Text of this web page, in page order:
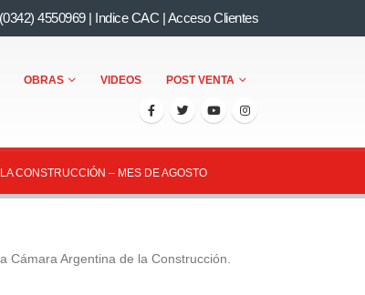
(0342) 4550969| Indice CAC |Acceso Clientes
OBRAS VIDEOS POST VENTA
CONSTRUCCIÓN – MES DE AGOSTO
Argentina de la Construcción.